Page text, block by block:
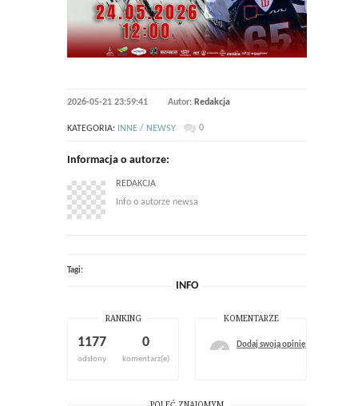
2026-05-21 23:59:41 Autor: Redakcja
KATEGORIA: INNE / NEWSY 0
Informacja o autorze:
REDAKCJA
Info o autorze newsa
Tagi:
INFO
RANKING
1177
odsłony
0
komentarz(e)
KOMENTARZE
Dodaj swoją opinię